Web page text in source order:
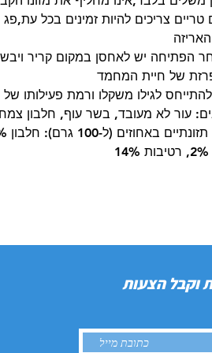
טריים צריכים להיות זמינים בכל
הפתיחה יש לאחסן במקום קריר
של חיית המחמד
לגילו משקלו ורמת פעילותו
עור לא מעובד, בשר עוף, חלבון
וקבל הצעות